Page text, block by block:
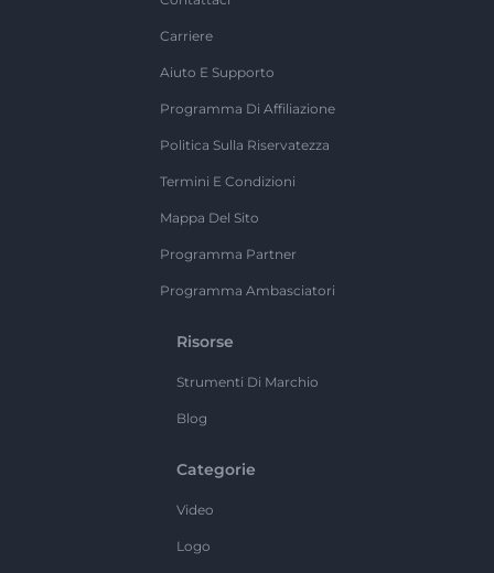
Carriere
Aiuto E Supporto
Programma Di Affiliazione
Politica Sulla Riservatezza
Termini E Condizioni
Mappa Del Sito
Programma Partner
Programma Ambasciatori
Risorse
Strumenti Di Marchio
Blog
Categorie
Video
Logo